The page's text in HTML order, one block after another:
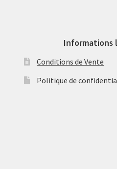
Informations
Conditions de Vente
Politique de